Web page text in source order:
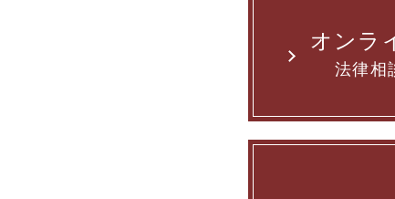
オンラ
法律相